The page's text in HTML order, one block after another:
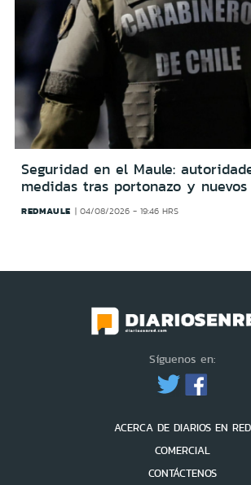
Seguridad en el Maule:
medidas tras portonazo y nuevos
REDMAULE 04/08/2026 - 19:46 HRS
Síguenos en:
ACERCA DE DIARIOS EN RED
COMERCIAL
CONTÁCTENOS